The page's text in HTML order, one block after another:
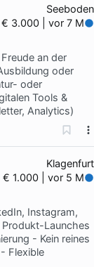
Seeboden
€ 3.000 | vor 7 M
an der
oder
oder
Tools &
Analytics)
Klagenfurt
€ 1.000 | vor 5 M
Instagram,
Launches
- Kein reines
Flexible